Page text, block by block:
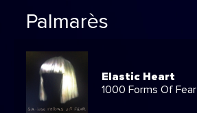
Palmarès
Elastic Heart
1000 Forms Of Fear